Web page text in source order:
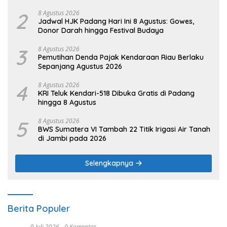
2 8 Agustus 2026
Jadwal HJK Padang Hari Ini 8 Agustus: Gowes,
Donor Darah hingga Festival Budaya
3 8 Agustus 2026
Pemutihan Denda Pajak Kendaraan Riau Berlaku
Sepanjang Agustus 2026
4 8 Agustus 2026
KRI Teluk Kendari-518 Dibuka Gratis di Padang
hingga 8 Agustus
5 8 Agustus 2026
BWS Sumatera VI Tambah 22 Titik Irigasi Air Tanah
di Jambi pada 2026
Selengkapnya
Berita Populer